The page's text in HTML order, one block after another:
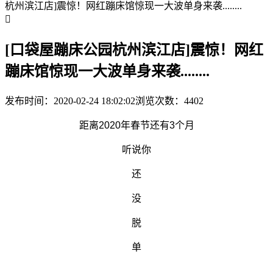
杭州滨江店]震惊！网红蹦床馆惊现一大波单身来袭........

[口袋屋蹦床公园杭州滨江店]震惊！网红
蹦床馆惊现一大波单身来袭........
发布时间： 2020-02-24 18:02:02浏览次数：4402
距离2020年春节还有3个月
听说你
还
没
脱
单